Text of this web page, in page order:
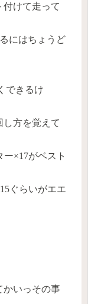
付けて走って
にはちょうど
できるけ
し方を覚えて
×17がベスト
ぐらいがエエ
いっその事